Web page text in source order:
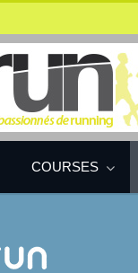
COURSES